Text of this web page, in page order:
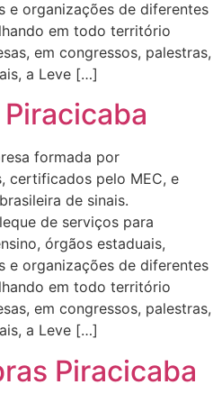
e organizações de diferentes
em todo território
em congressos, palestras,
a Leve […]
formada por
certificados pelo MEC, e
de sinais.
de serviços para
órgãos estaduais,
e organizações de diferentes
em todo território
em congressos, palestras,
a Leve […]
Piracicaba